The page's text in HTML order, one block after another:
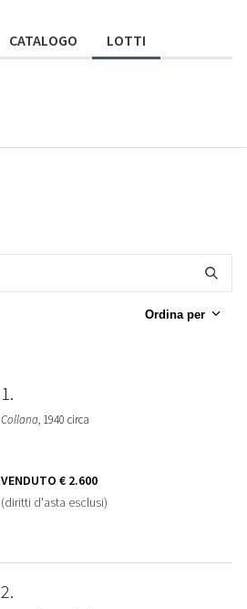
CATALOGO LOTTI
Ordina per
1
Collana, 1940 circa
VENDUTO € 2.600
(diritti d'asta esclusi)
2